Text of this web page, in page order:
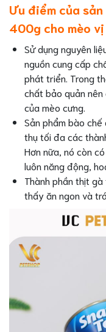
Ưu điểm của
400g cho mèo
Sử dụng nguyên
nguồn cung cấp
phát triển. Trong
chất bảo quản
của mèo cưng.
Sản phẩm bào chế
thụ tối đa các
Hơn nữa, nó còn
luôn năng động,
Thành phần thịt
thấy ăn ngon và